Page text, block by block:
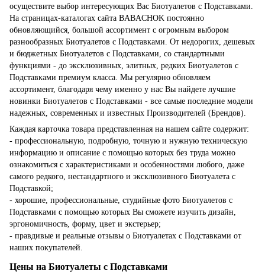
осуществите выбор интересующих Вас Биотуалетов с Подставками.
На страницах-каталогах сайта BABACHOK постоянно
обновляющийся, большой ассортимент с огромным выбором
разнообразных Биотуалетов с Подставками. От недорогих, дешевых
и бюджетных Биотуалетов с Подставками, со стандартными
функциями - до эксклюзивных, элитных, редких Биотуалетов с
Подставками премиум класса. Мы регулярно обновляем
ассортимент, благодаря чему именно у нас Вы найдете лучшие
новинки Биотуалетов с Подставками - все самые последние модели
надежных, современных и известных Производителей (Брендов).
Каждая карточка товара представленная на нашем сайте содержит:
- профессиональную, подробную, точную и нужную техническую
информацию и описание с помощью которых без труда можно
ознакомиться с характеристиками и особенностями любого, даже
самого редкого, нестандартного и эксклюзивного Биотуалета с
Подставкой;
- хорошие, профессиональные, студийные фото Биотуалетов с
Подставками с помощью которых Вы сможете изучить дизайн,
эргономичность, форму, цвет и экстерьер;
- правдивые и реальные отзывы о Биотуалетах с Подставками от
наших покупателей.
Цены на Биотуалеты с Подставками